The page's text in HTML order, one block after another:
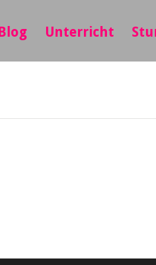
Blog Unterricht